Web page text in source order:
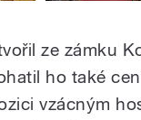
ze zámku
ho také
vzácným